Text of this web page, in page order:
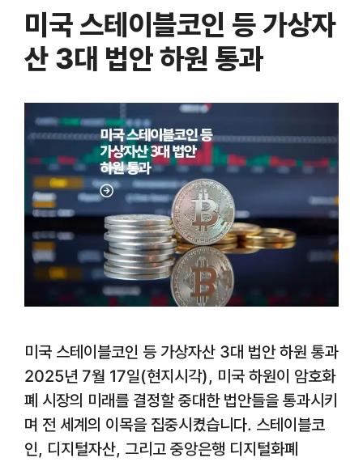
미국 스테이블코인 등 가상자
산 3대 법안 하원 통과
미국 스테이블코인 등 가상자산 3대 법안 하원 통과
2025년 7월 17일(현지시각), 미국 하원이 암호화
폐 시장의 미래를 결정할 중대한 법안들을 통과시키
며 전 세계의 이목을 집중시켰습니다. 스테이블코
인, 디지털자산, 그리고 중앙은행 디지털화폐